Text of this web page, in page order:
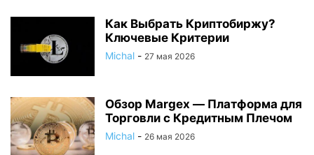
Как Выбрать Криптобиржу?
Ключевые Критерии
Michal - 27 мая 2026
Обзор Margex — Платформа для
Торговли с Кредитным Плечом
Michal - 26 мая 2026